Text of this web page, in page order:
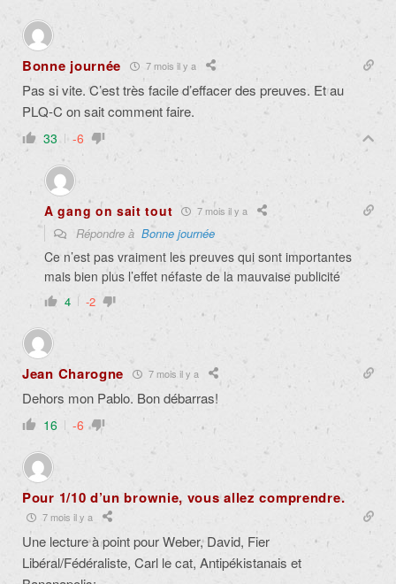
Bonne journée 7 mois il y a
Pas si vite. C’est très facile d’effacer des preuves. Et au
PLQ-C on sait comment faire.
33 -6
A gang on sait tout 7 mois il y a
Répondre à Bonne journée
Ce n’est pas vraiment les preuves qui sont importantes
mais bien plus l’effet néfaste de la mauvaise publicité
4 -2
Jean Charogne 7 mois il y a
Dehors mon Pablo. Bon débarras!
16 -6
Pour 1/10 d’un brownie, vous allez comprendre.
7 mois il y a
Une lecture à point pour Weber, David, Fier
Libéral/Fédéraliste, Carl le cat, Antipékistanais et